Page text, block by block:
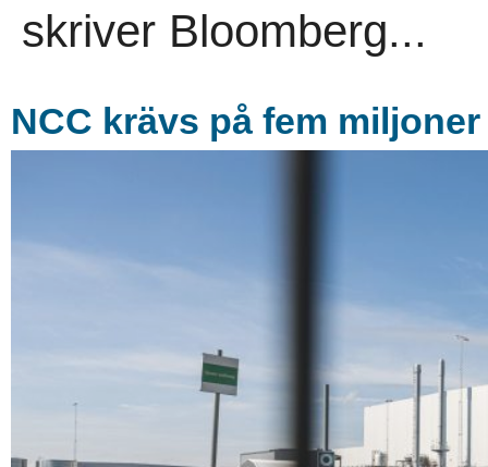
skriver Bloomberg...
NCC krävs på fem